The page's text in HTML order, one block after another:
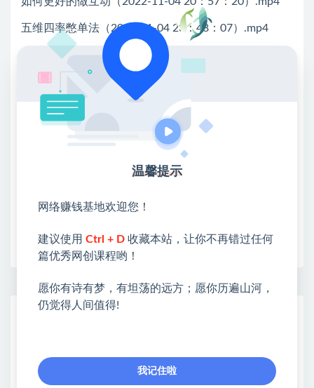
五维四率憋单法（2022-11-04 23：48：07）.mp4
💖课程资料【免费】领取教程💖
①：点击右上角【 】三个点
②：选择【在浏览器打开】
③：点击右上方【登录】领取
限时活动：注册新用户赠送VIP
收藏 海报 链接
❤本站：本站整合多方资源站，主要面向互联网创业
类&副业类，资源丰富 物超所值。
温馨提示
网络赚钱基地欢迎您！
建议使用 Ctrl + D 收藏本站，让你不再错过任何
篇优秀网创课程哟！
愿你有诗有梦，有坦荡的远方；愿你历遍山河，
仍觉得人间值得!
我记住啦